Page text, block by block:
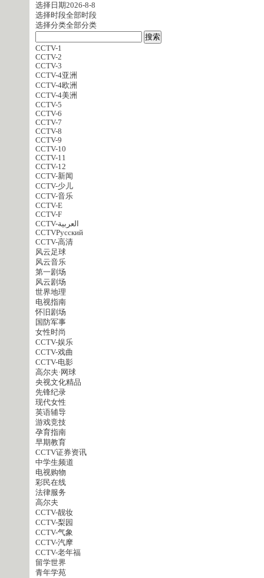
选择日期2026-8-8
选择时段全部时段
选择分类全部分类
CCTV-1
CCTV-2
CCTV-3
CCTV-4亚洲
CCTV-4欧洲
CCTV-4美洲
CCTV-5
CCTV-6
CCTV-7
CCTV-8
CCTV-9
CCTV-10
CCTV-11
CCTV-12
CCTV-新闻
CCTV-少儿
CCTV-音乐
CCTV-E
CCTV-F
CCTV-العربية
CCTVPусский
CCTV-高清
风云足球
风云音乐
第一剧场
风云剧场
世界地理
电视指南
怀旧剧场
国防军事
女性时尚
CCTV-娱乐
CCTV-戏曲
CCTV-电影
高尔夫·网球
央视文化精品
先锋纪录
现代女性
英语辅导
游戏竞技
孕育指南
早期教育
CCTV证券资讯
中学生频道
电视购物
彩民在线
法律服务
高尔夫
CCTV-靓妆
CCTV-梨园
CCTV-气象
CCTV-汽摩
CCTV-老年福
留学世界
青年学苑